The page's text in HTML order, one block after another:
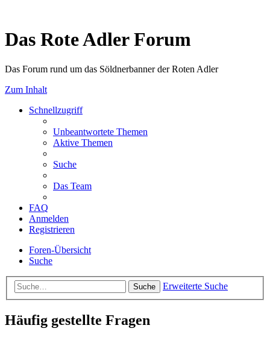
Das Rote Adler Forum
Das Forum rund um das Söldnerbanner der Roten Adler
Zum Inhalt
Schnellzugriff
Unbeantwortete Themen
Aktive Themen
Suche
Das Team
FAQ
Anmelden
Registrieren
Foren-Übersicht
Suche
Suche Erweiterte Suche
Häufig gestellte Fragen